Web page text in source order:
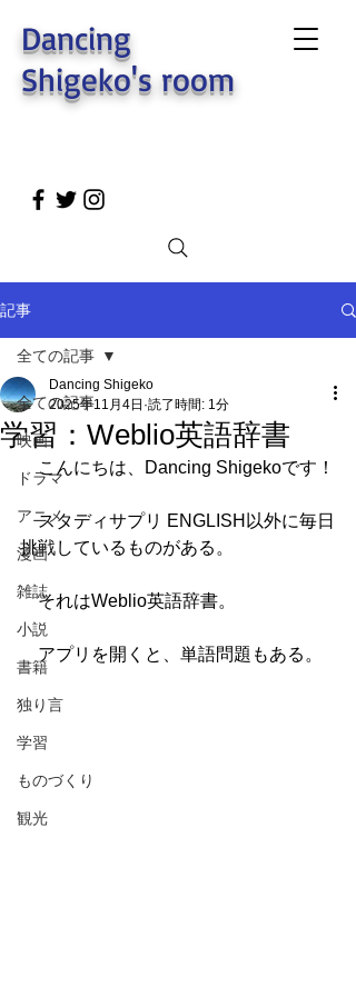
Dancing
Shigeko's room
記事
全ての記事
映画
ドラマ
アニメ
漫画
雑誌
小説
書籍
独り言
学習
ものづくり
観光
全ての記事
学習：Weblio英語辞書
Dancing Shigeko
2025年11月4日 読了時間: 1分
こんにちは、Dancing Shigekoです！
スタディサプリ ENGLISH以外に毎日
挑戦しているものがある。
それはWeblio英語辞書。
アプリを開くと、単語問題もある。